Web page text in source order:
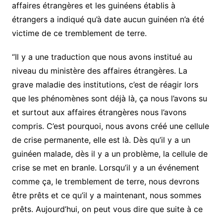
affaires étrangères et les guinéens établis à
étrangers a indiqué qu’à date aucun guinéen n’a été
victime de ce tremblement de terre.
“Il y a une traduction que nous avons institué au
niveau du ministère des affaires étrangères. La
grave maladie des institutions, c’est de réagir lors
que les phénomènes sont déjà là, ça nous l’avons su
et surtout aux affaires étrangères nous l’avons
compris. C’est pourquoi, nous avons créé une cellule
de crise permanente, elle est là. Dès qu’il y a un
guinéen malade, dès il y a un problème, la cellule de
crise se met en branle. Lorsqu’il y a un événement
comme ça, le tremblement de terre, nous devrons
être prêts et ce qu’il y a maintenant, nous sommes
prêts. Aujourd’hui, on peut vous dire que suite à ce